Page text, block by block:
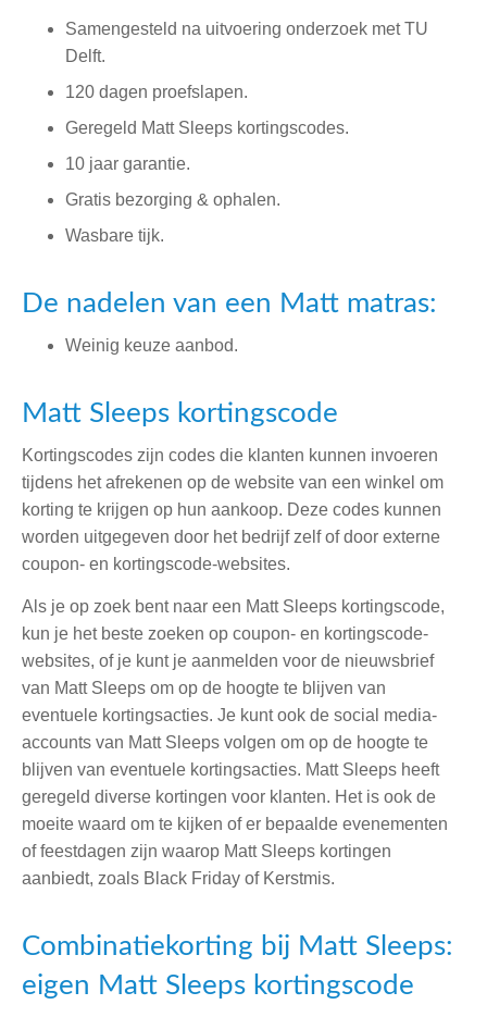
Samengesteld na uitvoering onderzoek met TU
Delft.
120 dagen proefslapen.
Geregeld Matt Sleeps kortingscodes.
10 jaar garantie.
Gratis bezorging & ophalen.
Wasbare tijk.
De nadelen van een Matt matras:
Weinig keuze aanbod.
Matt Sleeps kortingscode
Kortingscodes zijn codes die klanten kunnen invoeren
tijdens het afrekenen op de website van een winkel om
korting te krijgen op hun aankoop. Deze codes kunnen
worden uitgegeven door het bedrijf zelf of door externe
coupon- en kortingscode-websites.
Als je op zoek bent naar een Matt Sleeps kortingscode,
kun je het beste zoeken op coupon- en kortingscode-
websites, of je kunt je aanmelden voor de nieuwsbrief
van Matt Sleeps om op de hoogte te blijven van
eventuele kortingsacties. Je kunt ook de social media-
accounts van Matt Sleeps volgen om op de hoogte te
blijven van eventuele kortingsacties. Matt Sleeps heeft
geregeld diverse kortingen voor klanten. Het is ook de
moeite waard om te kijken of er bepaalde evenementen
of feestdagen zijn waarop Matt Sleeps kortingen
aanbiedt, zoals Black Friday of Kerstmis.
Combinatiekorting bij Matt Sleeps:
eigen Matt Sleeps kortingscode